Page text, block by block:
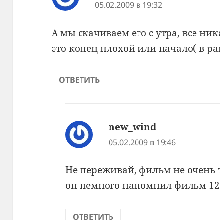
05.02.2009 в 19:32
А мы скачиваем его с утра, все
это конец плохой или начало( в
ОТВЕТИТЬ
new_wind
05.02.2009 в 19:46
Не переживай, фильм не
он немного напомнил фильм
ОТВЕТИТЬ